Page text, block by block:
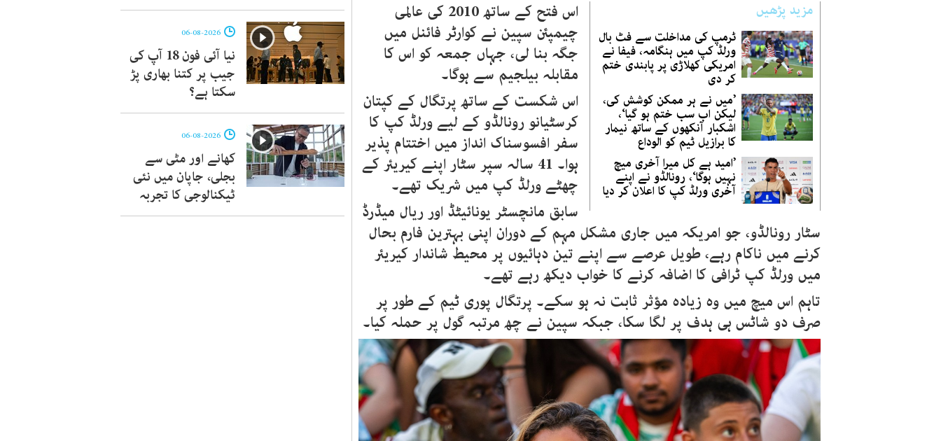
مزید پڑھیں
ٹرمپ کی مداخلت سے فٹ بال
ورلڈ کپ میں ہنگامہ، فیفا نے
امریکی کھلاڑی پر پابندی ختم
کر دی
’میں نے ہر ممکن کوشش کی،
لیکن اب سب ختم ہو گیا‘،
اشکبار آنکھوں کے ساتھ نیمار
کا برازیل ٹیم کو الوداع
’امید ہے کل میرا آخری میچ
نہیں ہوگا‘، رونالڈو نے اپنے
آخری ورلڈ کپ کا اعلان کر دیا
اس فتح کے ساتھ 2010 کی عالمی
چیمپئن سپین نے کوارٹر فائنل میں
جگہ بنا لی، جہاں جمعہ کو اس کا
مقابلہ بیلجیم سے ہوگا۔
اس شکست کے ساتھ پرتگال کے کپتان
کرسٹیانو رونالڈو کے لیے ورلڈ کپ کا
سفر افسوسناک انداز میں اختتام پذیر
ہوا۔ 41 سالہ سپر سٹار اپنے کیریئر کے
چھٹے ورلڈ کپ میں شریک تھے۔
سابق مانچسٹر یونائیٹڈ اور ریال میڈرڈ
سٹار رونالڈو، جو امریکہ میں جاری مشکل مہم کے دوران اپنی بہترین فارم بحال
کرنے میں ناکام رہے، طویل عرصے سے اپنے تین دہائیوں پر محیط شاندار کیریئر
میں ورلڈ کپ ٹرافی کا اضافہ کرنے کا خواب دیکھ رہے تھے۔
تاہم اس میچ میں وہ زیادہ مؤثر ثابت نہ ہو سکے۔ پرتگال پوری ٹیم کے طور پر
صرف دو شاٹس ہی ہدف پر لگا سکا، جبکہ سپین نے چھ مرتبہ گول پر حملہ کیا۔
نیا آئی فون 18 آپ کی
جیب پر کتنا بھاری پڑ
سکتا ہے؟
کھانے اور مٹی سے
بجلی، جاپان میں نئی
ٹیکنالوجی کا تجربہ